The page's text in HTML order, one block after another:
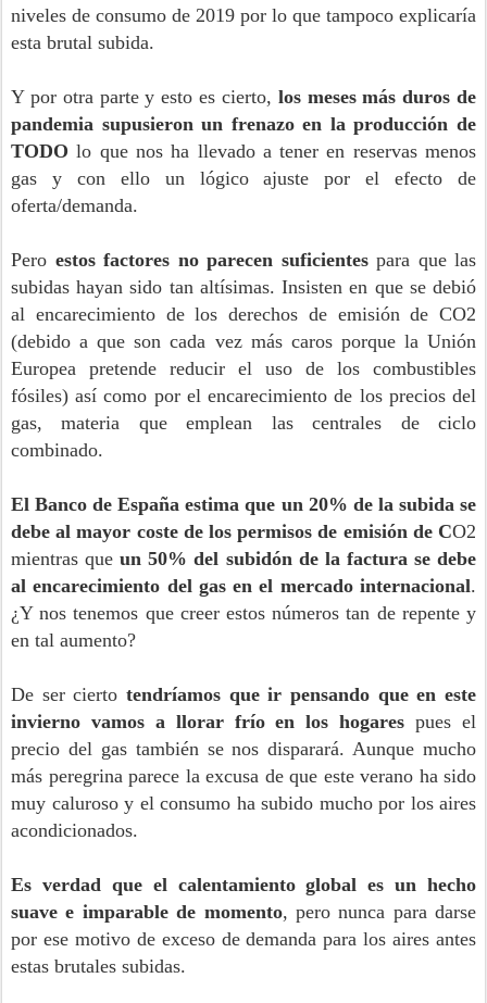
niveles de consumo de 2019 por lo que tampoco explicaría
esta brutal subida.
Y por otra parte y esto es cierto, los meses más duros de
pandemia supusieron un frenazo en la producción de
TODO lo que nos ha llevado a tener en reservas menos
gas y con ello un lógico ajuste por el efecto de
oferta/demanda.
Pero estos factores no parecen suficientespara que las
subidas hayan sido tan altísimas. Insisten en que se debió
al encarecimiento de los derechos de emisión de CO2
(debido a que son cada vez más caros porque la Unión
Europea pretende reducir el uso de los combustibles
fósiles) así como por el encarecimiento de los precios del
gas, materia que emplean las centrales de ciclo
combinado.
El Banco de España estima que un 20% de la subida se
debe al mayor coste de los permisos de emisión de CO2
mientras queun 50% del subidón de la factura se debe
al encarecimiento del gas en el mercado internacional.
¿Y nos tenemos que creer estos números tan de repente y
en tal aumento?
De ser cierto tendríamos que ir pensando que en este
invierno vamos a llorar frío en los hogares pues el
precio del gas también se nos disparará. Aunque mucho
más peregrina parece la excusa de que este verano ha sido
muy caluroso y el consumo ha subido mucho por los aires
acondicionados.
Es verdad que el calentamiento global es un hecho
suave e imparable de momento, pero nunca para darse
por ese motivo de exceso de demanda para los aires antes
estas brutales subidas.